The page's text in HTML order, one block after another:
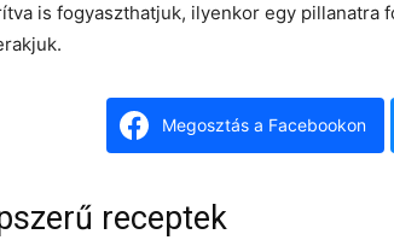
is fogyaszthatjuk, ilyenkor egy pillanatra
Megosztás a Facebookon
receptek